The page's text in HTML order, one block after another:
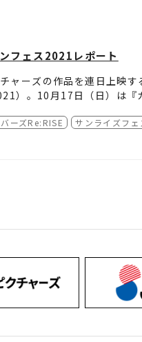
本の永井真吾さんに『龍神
を中心にした構成になりま
こう来たか！』とびっく
はどうだろう？』 という話
ひとつお願いしたのが、絵
せられたらいいなと思って
ロデューサー
した。
で上映された『魔神英雄
限定劇場上映決定が発表
ご覧ください。
ャカ応援上映編～
ーズ
フェス2021レポート
ャーズの作品を連日上映す
）。10月17日（日）は『
ーズRe:RISE サンライズフェ